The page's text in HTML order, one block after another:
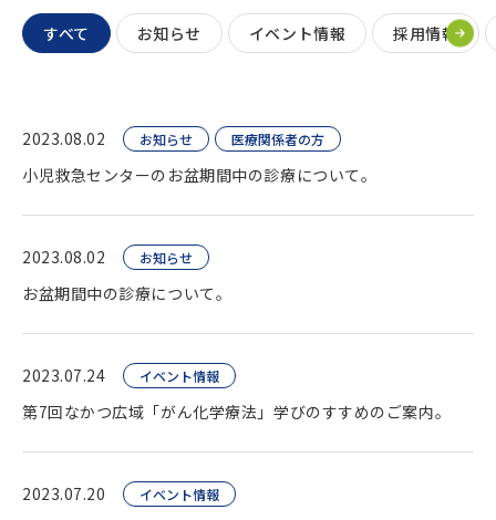
すべて お知らせ イベント情報 採用情報
2023.08.02 お知らせ 医療関係者の方
小児救急センターのお盆期間中の診療について。
2023.08.02 お知らせ
お盆期間中の診療について。
2023.07.24 イベント情報
第7回なかつ広域「がん化学療法」学びのすすめのご案内。
2023.07.20 イベント情報